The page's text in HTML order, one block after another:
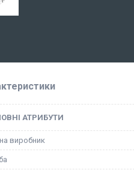
АТРИБУТИ
виробник